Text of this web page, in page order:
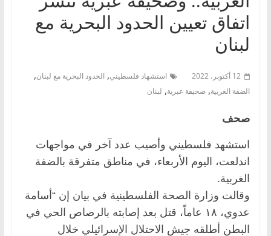
اتفاق تعيين الحدود البحرية مع
لبنان
12 أكتوبر، 2022 استشهاد فلسطيني, الحدود البحرية مع لبنان,
الضفة الغربية, صحيفة عبرية, لبنان
صحف
استشهد فلسطيني وأصيب عدد آخر في مواجهات
اندلعت، اليوم الأربعاء، في مناطق متفرقة بالضفة
الغربية.
وقالت وزارة الصحة الفلسطينية في بيان إن “أسامة
عدوي، ١٨ عاماً، قتل بعد إصابته بالرصاص الحي في
البطن أطلقه جيش الاحتلال الإسرائيلي خلال